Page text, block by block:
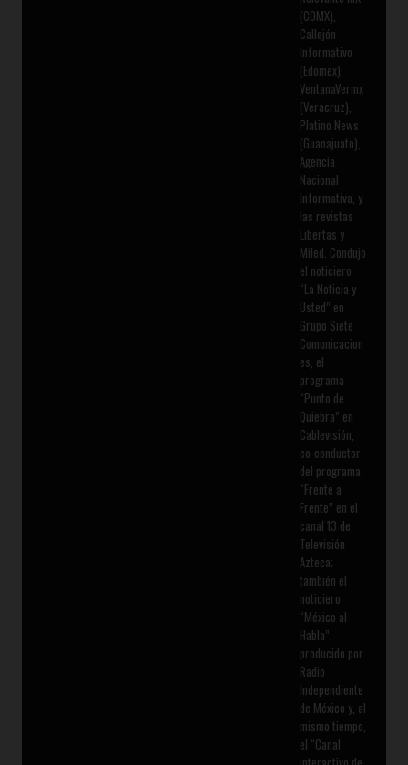
(CDMX),
Callejón
Informativo
(Edomex),
VentanaVermx
(Veracruz),
Platino News
(Guanajuato),
Agencia
Nacional
Informativa, y
las revistas
Libertas y
Miled. Condujo
el noticiero
“La Noticia y
Usted” en
Grupo Siete
Comunicacion
es, el
programa
“Punto de
Quiebra” en
Cablevisión,
co-conductor
del programa
“Frente a
Frente” en el
canal 13 de
Televisión
Azteca;
también el
noticiero
“México al
Habla”,
producido por
Radio
Independiente
de México y, al
mismo tiempo,
el “Canal